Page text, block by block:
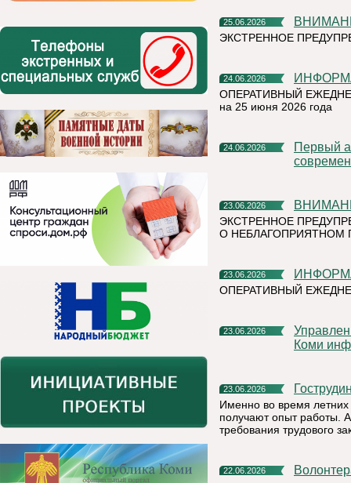
25.06.2026
ЭКСТРЕННОЕ
24.06.2026
ОПЕРАТИВНЫЙ
на 25 июня 2026 года
24.06.2026
Первый алюминиевый завод РУСАЛа полностью перешел на
23.06.2026
ЭКСТРЕННОЕ
О НЕБЛАГОПРИЯТНОМ
23.06.2026
ОПЕРАТИВНЫЙ
23.06.2026
Управление Федеральной налоговой службы по Республике
Коми
23.06.2026
Именно во время летних
получают опыт работы.
требования трудового
22.06.2026